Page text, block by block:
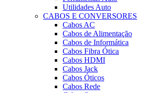
Utilidades Auto
CABOS E CONVERSORES
Cabos AC
Cabos de Alimentação
Cabos de Informática
Cabos Fibra Ótica
Cabos HDMI
Cabos Jack
Cabos Óticos
Cabos Rede